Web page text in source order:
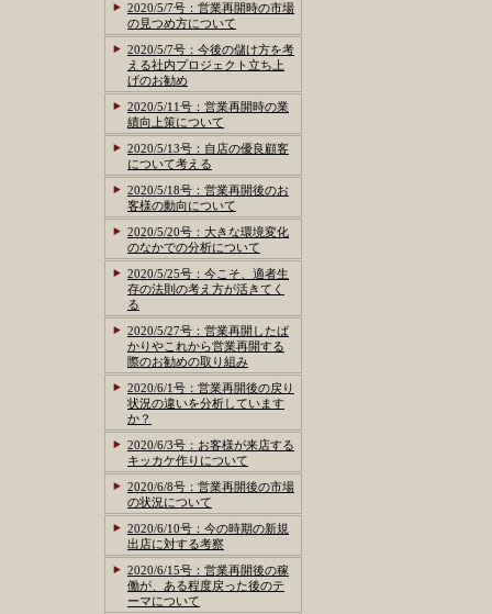
2020/5/7号：営業再開時の市場
の見つめ方について
2020/5/7号：今後の儲け方を考
える社内プロジェクト立ち上
げのお勧め
2020/5/11号：営業再開時の業
績向上策について
2020/5/13号：自店の優良顧客
について考える
2020/5/18号：営業再開後のお
客様の動向について
2020/5/20号：大きな環境変化
のなかでの分析について
2020/5/25号：今こそ、適者生
存の法則の考え方が活きてく
る
2020/5/27号：営業再開したば
かりやこれから営業再開する
際のお勧めの取り組み
2020/6/1号：営業再開後の戻り
状況の違いを分析しています
か？
2020/6/3号：お客様が来店する
キッカケ作りについて
2020/6/8号：営業再開後の市場
の状況について
2020/6/10号：今の時期の新規
出店に対する考察
2020/6/15号：営業再開後の稼
働が、ある程度戻った後のテ
ーマについて